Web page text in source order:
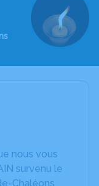
nous vous
survenu le
Chaléons.